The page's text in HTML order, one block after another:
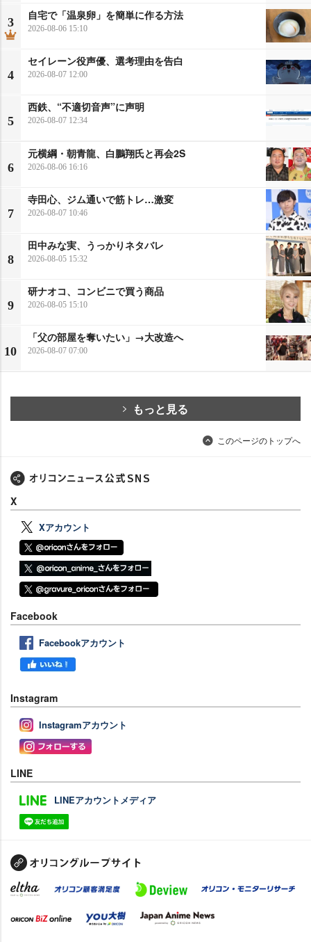
3
自宅で「温泉卵」を簡単に作る方法
2026-08-06 15:10
4
セイレーン役声優、選考理由を告白
2026-08-07 12:00
5
西鉄、“不適切音声”に声明
2026-08-07 12:34
6
元横綱・朝青龍、白鵬翔氏と再会2S
2026-08-06 16:16
7
寺田心、ジム通いで筋トレ…激変
2026-08-07 10:46
8
田中みな実、うっかりネタバレ
2026-08-05 15:32
9
研ナオコ、コンビニで買う商品
2026-08-05 15:10
10
「父の部屋を奪いたい」→大改造へ
2026-08-07 07:00
もっと見る
このページのトップへ
X
Xアカウント
Facebook
Facebookアカウント
Instagram
Instagramアカウント
LINE
LINEアカウントメディア